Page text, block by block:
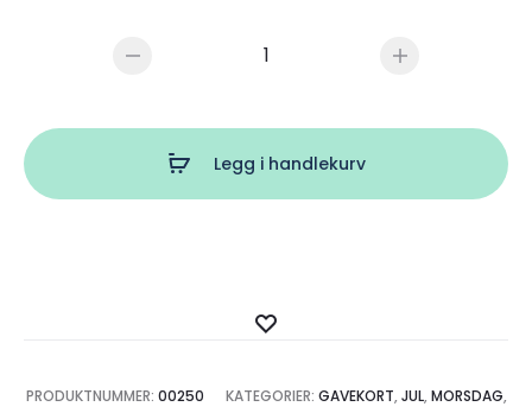
Legg i handlekurv
ønskeliste
PRODUKTNUMMER: 00250 KATEGORIER: GAVEKORT, JUL, MORSDAG,